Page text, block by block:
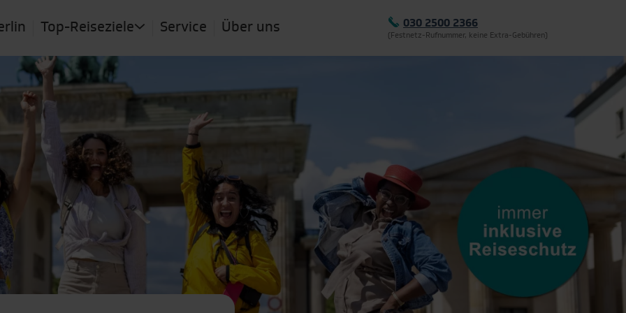
Top-Reiseziele Service Über uns 030 2500 2366
(Festnetz-Rufnummer, keine Extra-Gebühren)